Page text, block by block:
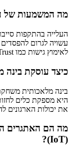
מה המשמעות של
העלייה בהתקפות
לאימוץ גישות כמו Zero Trust כדי לצמצם את הסיכון.
כיצד עוסקת
בינה מלאכותית
היא מספקת כלים
את יכולות הארגונים
מה הם האתגרים
(IoT)?